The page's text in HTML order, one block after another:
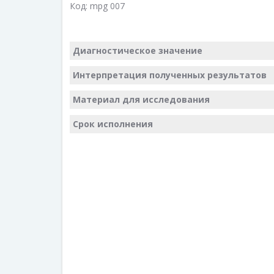
Код: mpg 007
Диагностическое значение
Интерпретация полученных результатов
Материал для исследования
Срок исполнения